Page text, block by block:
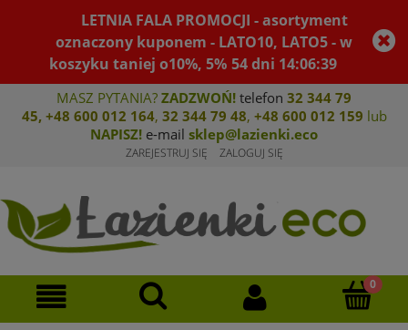
LETNIA FALA PROMOCJI - asortyment
oznaczony kuponem - LATO10, LATO5 - w
koszyku taniej o10%, 5% 54dni 14:06:39
MASZ PYTANIA? ZADZWOŃ! telefon 32 344 79
45, +48 600 012 164, 32 344 79 48, +48 600 012 159 lub
NAPISZ! e-mail sklep@lazienki.eco
ZAREJESTRUJ SIĘ ZALOGUJ SIĘ